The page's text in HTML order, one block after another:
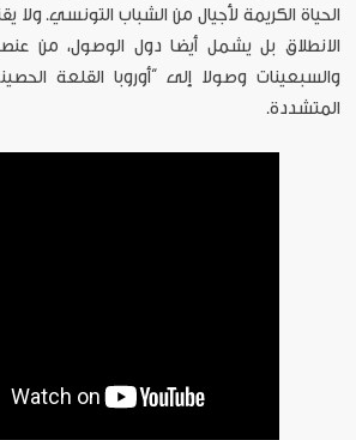
الحياة الكريمة لأجيال من الشباب التونسي. ولا
الانطلاق بل يشمل أيضا دول الوصول، من
والسبعينات وصولا إلى “أوروبا القلعة
المتشددة.